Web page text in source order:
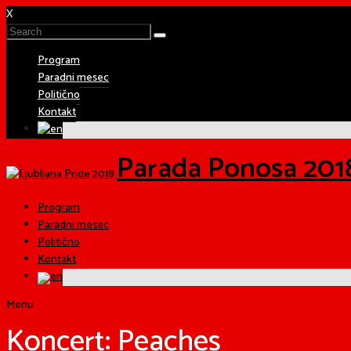
X
Program
Paradni mesec
Politično
Kontakt
Parada Ponosa
Program
Paradni mesec
Politično
Kontakt
Menu